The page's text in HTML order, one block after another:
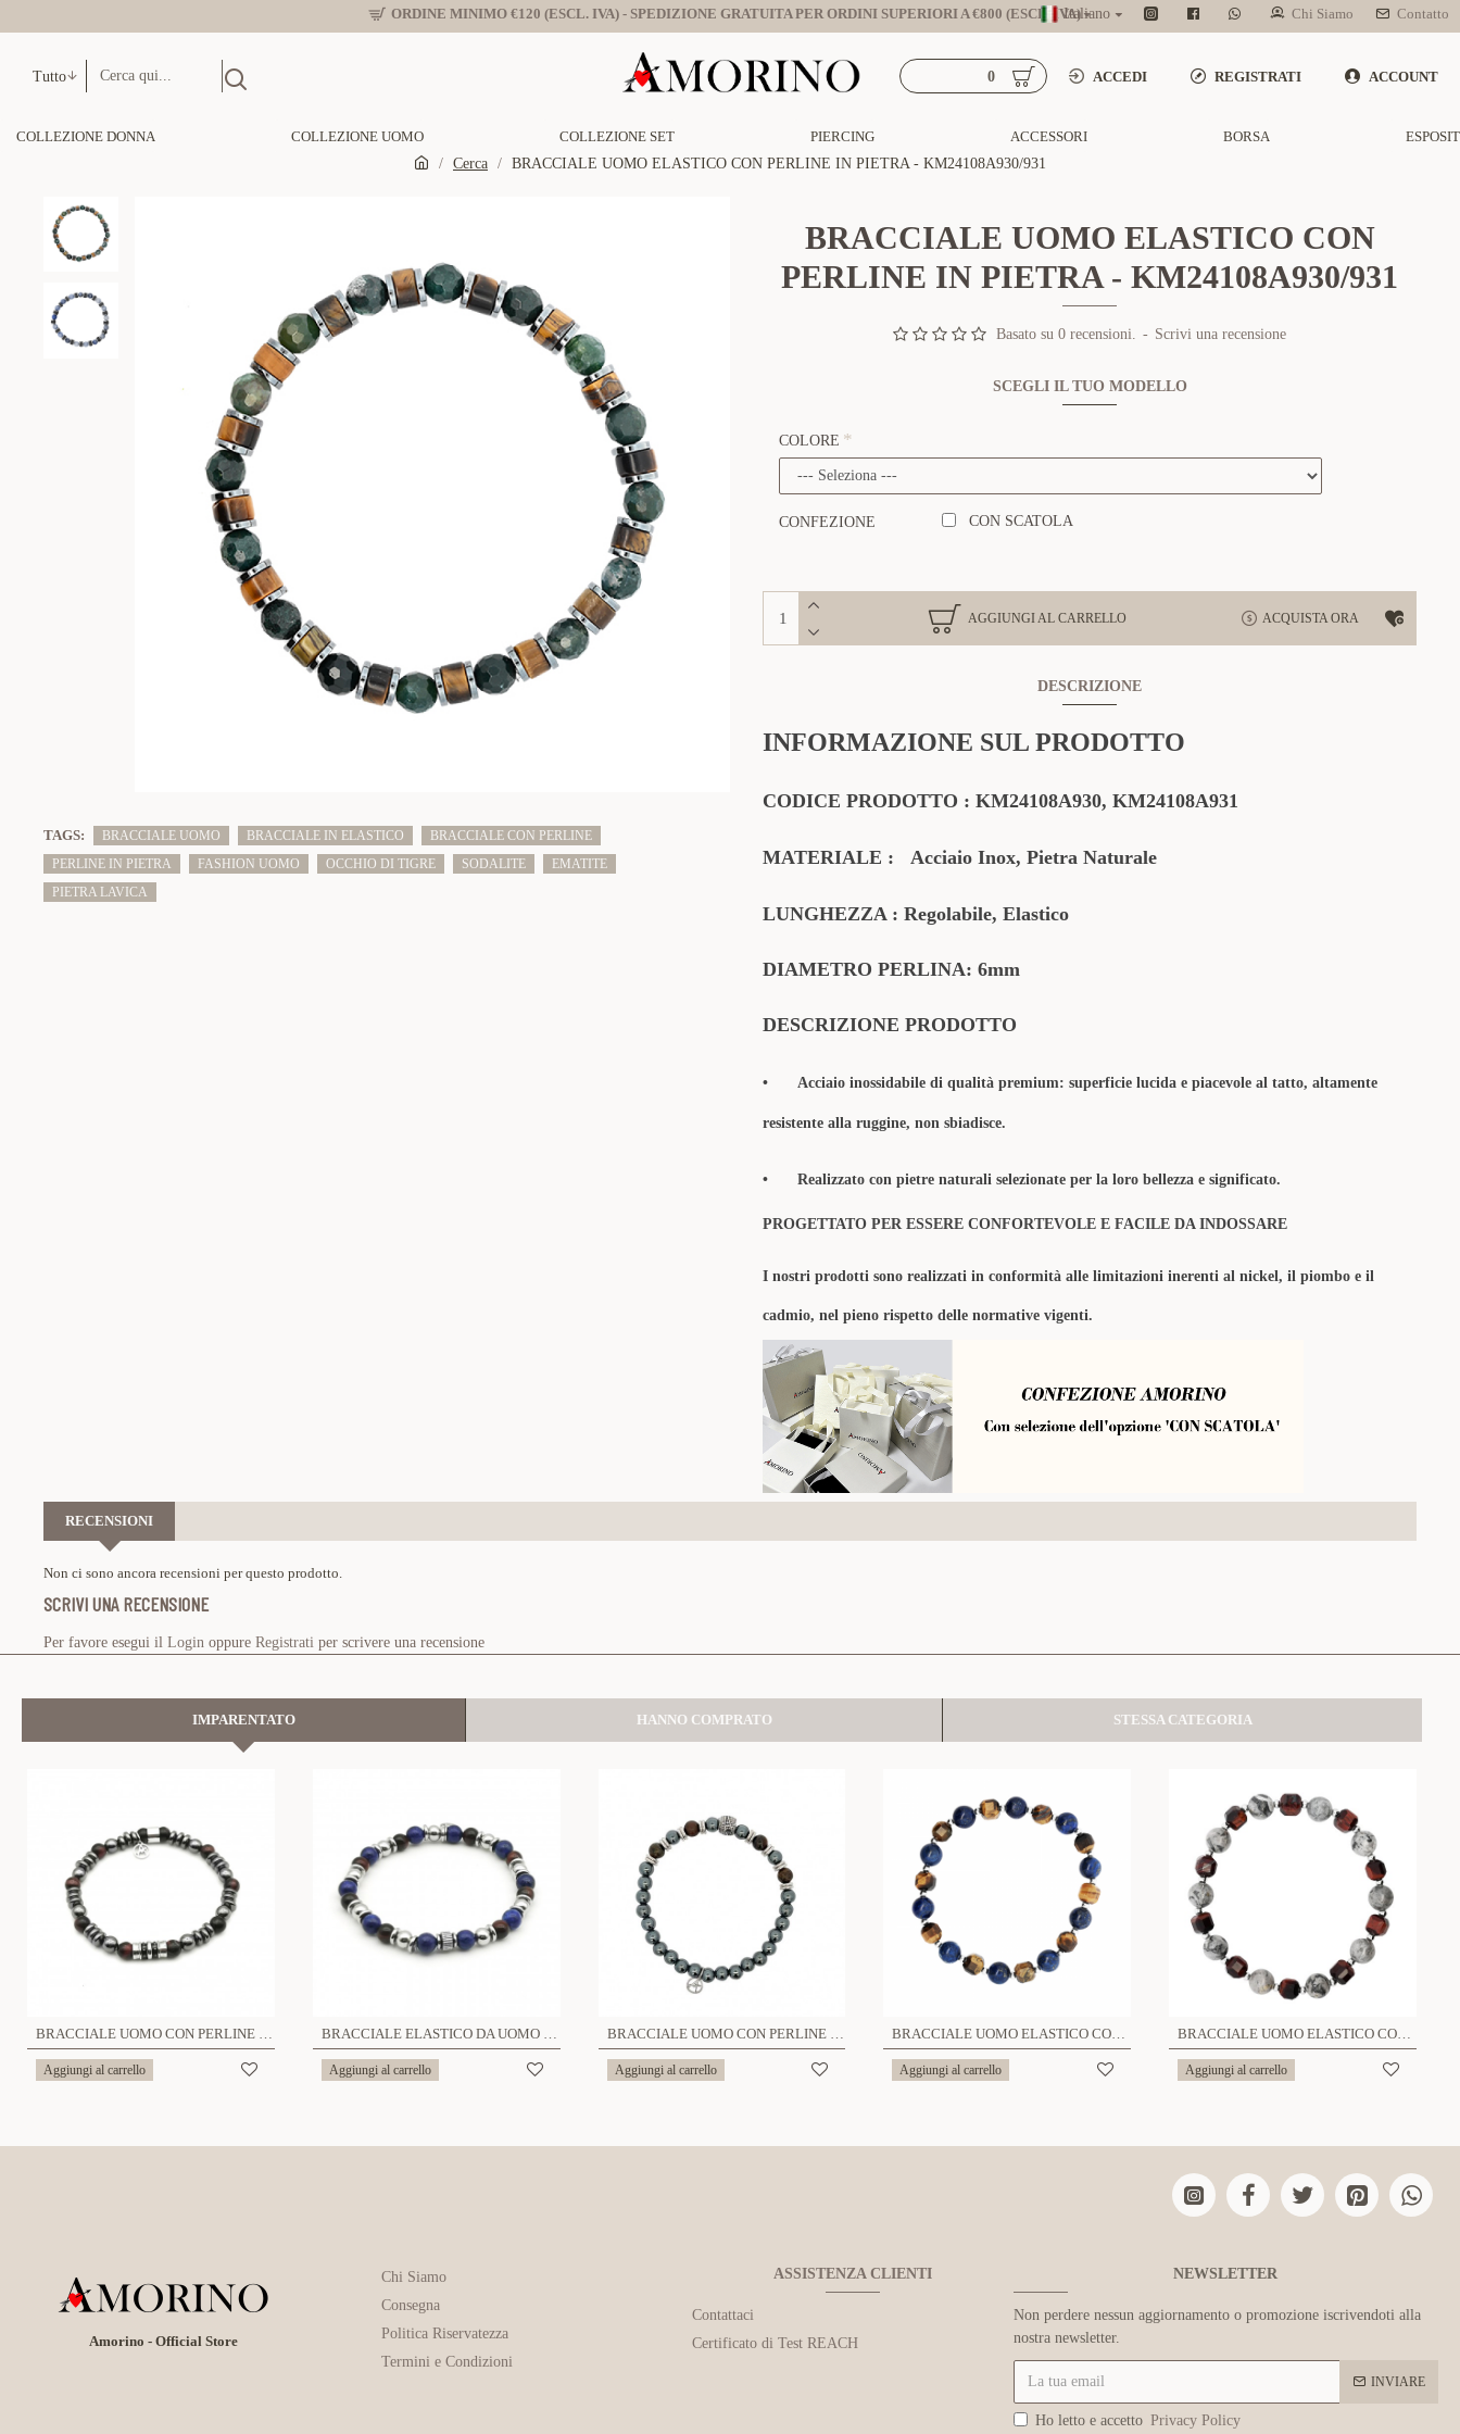
ORDINE MINIMO €120 (ESCL. IVA) - SPEDIZIONE GRATUITA PER ORDINI SUPERIORI A €800 (ESCL. IVA)Italiano Chi Siamo Contatto
Tutto ACCEDI REGISTRATI ACCOUNT
0
COLLEZIONE DONNA COLLEZIONE UOMO COLLEZIONE SET PIERCING ACCESSORI BORSA
Cerca
BRACCIALE UOMO ELASTICO CON PERLINE IN PIETRA - KM24108A930/931
TAGS: BRACCIALE UOMO BRACCIALE IN ELASTICO
BRACCIALE CON PERLINE
PERLINE IN PIETRA
FASHION UOMO OCCHIO DI TIGRE SODALITE
EMATITE
PIETRA LAVICA
BRACCIALE UOMO ELASTICO CON
PERLINE IN PIETRA - KM24108A930/931
Basato su 0 recensioni. - Scrivi una recensione
SCEGLI IL TUO MODELLO
COLORE
CONFEZIONE CON SCATOLA
AGGIUNGI AL CARRELLO ACQUISTA ORA
DESCRIZIONE
INFORMAZIONE SUL PRODOTTO
CODICE PRODOTTO : KM24108A930, KM24108A931
MATERIALE : Acciaio Inox, Pietra Naturale
LUNGHEZZA : Regolabile, Elastico
DIAMETRO PERLINA: 6mm
DESCRIZIONE PRODOTTO
• Acciaio inossidabile di qualità premium: superficie lucida e piacevole al tatto, altamente
resistente alla ruggine, non sbiadisce.
• Realizzato con pietre naturali selezionate per la loro bellezza e significato.
PROGETTATO PER ESSERE CONFORTEVOLE E FACILE DA INDOSSARE
I nostri prodotti sono realizzati in conformità alle limitazioni inerenti al nickel, il piombo e il
cadmio, nel pieno rispetto delle normative vigenti.
RECENSIONI
Non ci sono ancora recensioni per questo prodotto.
SCRIVI UNA RECENSIONE
Per favore esegui il Login oppure Registrati per scrivere una recensione
IMPARENTATO HANNO COMPRATO STESSA CATEGORIA
BRACCIALE UOMO CON PERLINE PIETRA - KM2131396B12
Aggiungi al carrello
BRACCIALE ELASTICO DA UOMO IN PIETRA - KM2071396A27
Aggiungi al carrello
BRACCIALE UOMO CON PERLINE PIETRA - KM24904A23
Aggiungi al carrello
BRACCIALE UOMO ELASTICO CON PERLINE IN PIETRA - KM24104A926
Aggiungi al carrello
BRACCIALE UOMO ELASTICO CON PERLINE IN PIETRA - KM24104A927
Aggiungi al carrello
Amorino - Official Store
Chi Siamo
Consegna
Politica Riservatezza
Termini e Condizioni
ASSISTENZA CLIENTI
Contattaci
Certificato di Test REACH
NEWSLETTER
Non perdere nessun aggiornamento o promozione iscrivendoti alla
nostra newsletter.
INVIARE
Ho letto e accetto Privacy Policy